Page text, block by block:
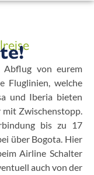
Abflug von eurem
Fluglinien, welche
und Iberia bieten
Zwischenstopp.
bis zu 17
über Bogota. Hier
Airline Schalter
auch von der